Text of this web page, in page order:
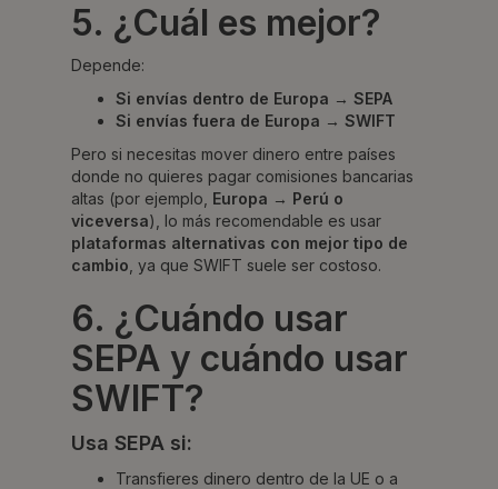
5. ¿Cuál es mejor?
Depende:
Si envías dentro de Europa → SEPA
Si envías fuera de Europa → SWIFT
Pero si necesitas mover dinero entre países
donde no quieres pagar comisiones bancarias
altas (por ejemplo, Europa → Perú o
viceversa), lo más recomendable es usar
plataformas alternativas con mejor tipo de
cambio , ya que SWIFT suele ser costoso.
6. ¿Cuándo usar
SEPA y cuándo usar
SWIFT?
Usa SEPA si:
Transfieres dinero dentro de la UE o a